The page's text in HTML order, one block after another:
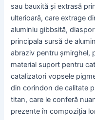
sau bauxită și extrasă
ulterioară, care extrage
aluminiu gibbsită,
principala sursă de
abraziv pentru șmirghel,
material suport pentru
catalizatori vopsele
din corindon de calitate
titan, care le conferă
prezente în compoziția